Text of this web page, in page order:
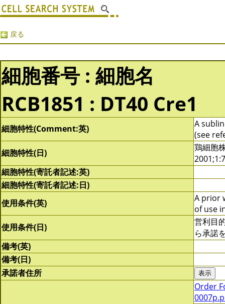
戻る
細胞番号 : 細胞名
RCB1851 : DT40 Cre1
細胞特性(Comment:英)
A
(see
細胞特性(日)
鶏細胞
細胞特性(寄託者記述:英)
細胞特性(寄託者記述:日)
使用条件(英)
A prior
of use
使用条件(日)
営利目
ら承諾
備考(英)
備考(日)
承諾者住所
Order